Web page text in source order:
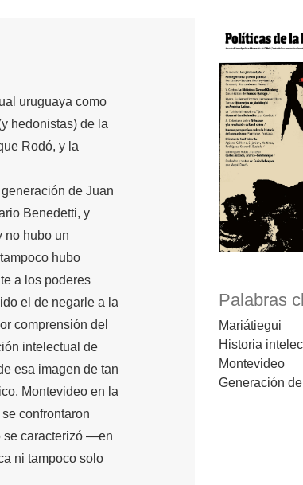
Palabras
Mariátiegui
Historia
Montevideo
Generación
uruguaya como
hedonistas) de la
Rodó, y la
de Juan
Benedetti, y
no hubo un
hubo
a los poderes
el de negarle a la
comprensión del
intelectual de
esa imagen de tan
Montevideo en la
confrontaron
se caracterizó —en
ni tampoco solo